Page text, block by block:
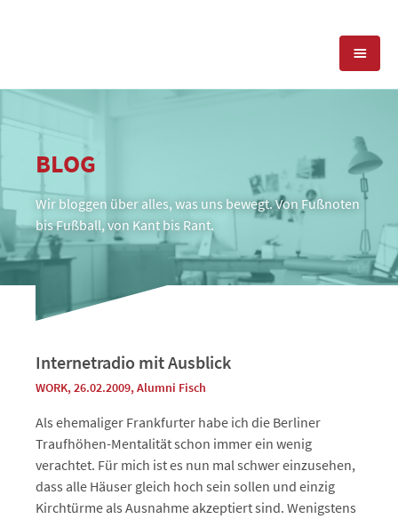
SOCIAL MEDIA
POSITIONIERUNG
REFERENZEN
TEAM
PRESSESERVICE
BLOG
BLOG
Wir bloggen über alles, was uns bewegt. Von Fußnoten
bis Fußball, von Kant bis Rant.
Internetradio mit Ausblick
WORK, 26.02.2009,Alumni Fisch
Als ehemaliger Frankfurter habe ich die Berliner
Traufhöhen-Mentalität schon immer ein wenig
verachtet. Für mich ist es nun mal schwer einzusehen,
dass alle Häuser gleich hoch sein sollen und einzig
Kirchtürme als Ausnahme akzeptiert sind. Wenigstens